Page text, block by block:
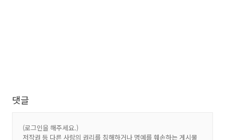
댓글